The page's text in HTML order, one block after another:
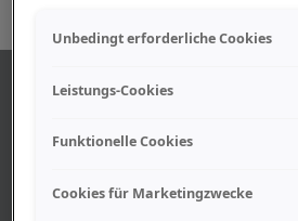
Geschäftszeiten
Unbedingt erforderliche Cookies
Leistungs-Cookies
Funktionelle Cookies
Cookies für Marketingzwecke